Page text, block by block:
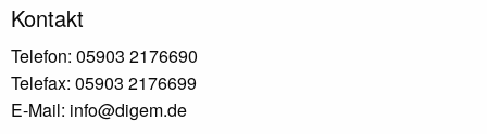
Kontakt
Telefon: 05903 2176690
Telefax: 05903 2176699
E-Mail: info@digem.de